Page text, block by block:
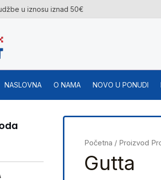
u iznosu iznad 50€
NASLOVNA O NAMA NOVO U PONUDI
Početna / Proizvod
Gutta